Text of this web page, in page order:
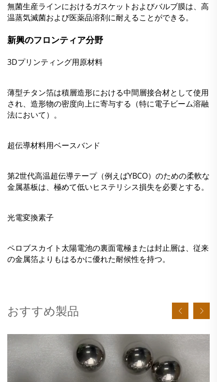
無菌生産ラインにおけるガスケットおよびバルブ膜は、高
温蒸気滅菌および医薬品溶剤に耐えることができる。
新興のフロンティア分野
3Dプリンティング用原材料
薄型チタン箔は積層造形における中間層接合材として使用
され、造形物の密度向上に寄与する（特に電子ビーム溶融
法において）。
超伝導材料用ベースバンド
第2世代高温超伝導テープ（例えばYBCO）のための柔軟な
金属基板は、極めて低いヒステリシス損失を必要とする。
光電変換素子
ペロブスカイト太陽電池の裏面電極または封止層は、従来
の金属箔よりもはるかに優れた耐候性を持つ。
おすすめ製品